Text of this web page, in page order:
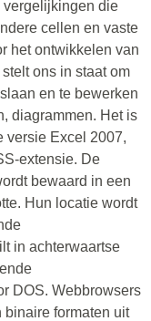
vergelijkingen die
cellen en vaste
het ontwikkelen van
ons in staat om
en te bewerken
diagrammen. Het is
versie Excel 2007,
extensie. De
bewaard in een
Hun locatie wordt
in achterwaartse
DOS. Webbrowsers
binaire formaten uit